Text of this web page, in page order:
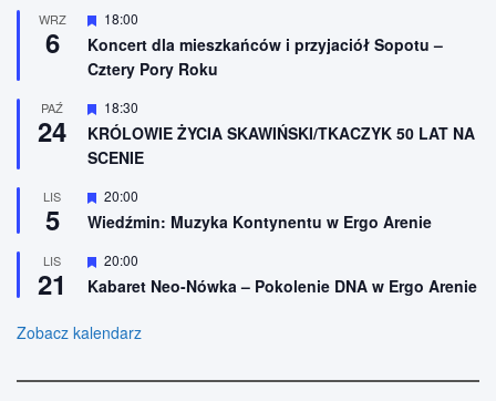
o
n
e
ż
n
o
e
WRZ
6
W
r
ó
n
i
o
n
18:00
Koncert dla mieszkańców i przyjaciół Sopotu –
Cztery Pory Roku
PAŹ
24
W
y
r
ó
n
i
o
e
18:30
KRÓLOWIE ŻYCIA SKAWIŃSKI/TKACZYK 50 LAT NA
SCENIE
LIS
5
W
y
r
ż
n
n
20:00
Wiedźmin: Muzyka Kontynentu w Ergo Arenie
LIS
21
W
y
r
ż
o
20:00
Kabaret Neo-Nówka – Pokolenie DNA w Ergo Arenie
Zobacz kalendarz